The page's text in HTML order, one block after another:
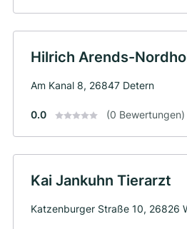
Hilrich Arends-
Am Kanal 8, 26847 Detern
0.0 (0 Bewertungen)
Kai Jankuhn Tierarzt
Katzenburger Straße 10, 26826